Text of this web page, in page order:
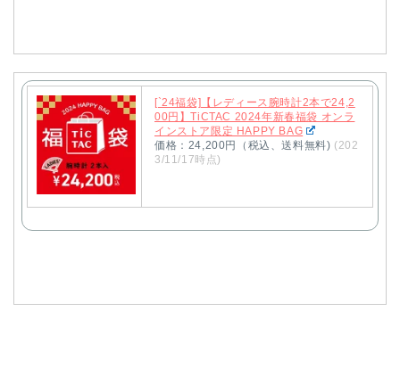
[`24福袋]【レディース腕時計2本で24,2
00円】TiCTAC 2024年新春福袋 オンラ
インストア限定 HAPPY BAG
価格：24,200円（税込、送料無料) (202
3/11/17時点)